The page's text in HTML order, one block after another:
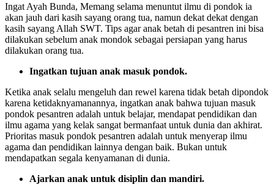
Ingat Ayah Bunda, Memang selama menuntut ilmu di pondok ia
akan jauh dari kasih sayang orang tua, namun dekat dekat dengan
kasih sayang Allah SWT. Tips agar anak betah di pesantren ini bisa
dilakukan sebelum anak mondok sebagai persiapan yang harus
dilakukan orang tua.
Ingatkan tujuan anak masuk pondok.
Ketika anak selalu mengeluh dan rewel karena tidak betah dipondok
karena ketidaknyamanannya, ingatkan anak bahwa tujuan masuk
pondok pesantren adalah untuk belajar, mendapat pendidikan dan
ilmu agama yang kelak sangat bermanfaat untuk dunia dan akhirat.
Prioritas masuk pondok pesantren adalah untuk menyerap ilmu
agama dan pendidikan lainnya dengan baik. Bukan untuk
mendapatkan segala kenyamanan di dunia.
Ajarkan anak untuk disiplin dan mandiri.